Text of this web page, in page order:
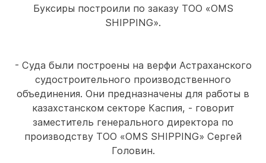
Буксиры построили по заказу ТОО «OMS
SHIPPING».
- Суда были построены на верфи Астраханского
судостроительного производственного
объединения. Они предназначены для работы в
казахстанском секторе Каспия, - говорит
заместитель генерального директора по
производству ТОО «OMS SHIPPING» Сергей
Головин.